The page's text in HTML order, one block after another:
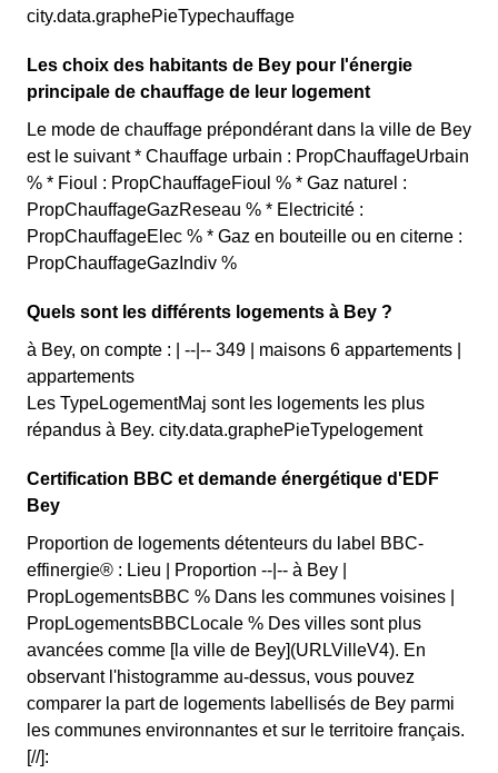
city.data.graphePieTypechauffage
Les choix des habitants de Bey pour l'énergie
principale de chauffage de leur logement
Le mode de chauffage prépondérant dans la ville de Bey
est le suivant * Chauffage urbain : PropChauffageUrbain
% * Fioul : PropChauffageFioul % * Gaz naturel :
PropChauffageGazReseau % * Electricité :
PropChauffageElec % * Gaz en bouteille ou en citerne :
PropChauffageGazIndiv %
Quels sont les différents logements à Bey ?
à Bey, on compte : | --|-- 349 | maisons 6 appartements |
appartements
Les TypeLogementMaj sont les logements les plus
répandus à Bey. city.data.graphePieTypelogement
Certification BBC et demande énergétique d'EDF
Bey
Proportion de logements détenteurs du label BBC-
effinergie® : Lieu | Proportion --|-- à Bey |
PropLogementsBBC % Dans les communes voisines |
PropLogementsBBCLocale % Des villes sont plus
avancées comme [la ville de Bey](URLVilleV4). En
observant l'histogramme au-dessus, vous pouvez
comparer la part de logements labellisés de Bey parmi
les communes environnantes et sur le territoire français.
[//]: